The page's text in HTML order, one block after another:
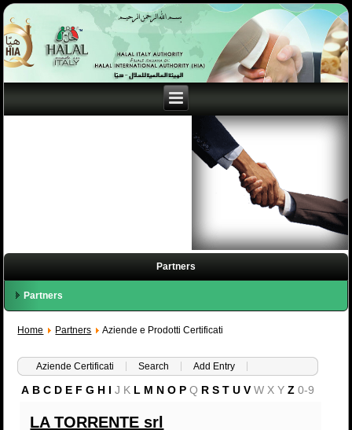
Partners
Partners
Home Partners Aziende e Prodotti Certificati
Aziende Certificati Search Add Entry
A B C D E F G H I J K L M N O P Q R S T U V W X Y Z 0-9
LA TORRENTE srl